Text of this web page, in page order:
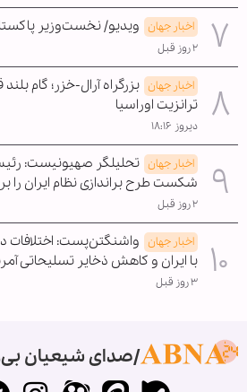
اخبار جهان ویدیو/ نخست‌وزیر
۲ روز قبل
اخبار جهان بزرگراه آرال-خزر؛ گام
ترانزیت اوراسیا
دیروز ۱۸:۱۶
اخبار جهان تحلیلگر صهیونیست:
شکست طرح براندازی نظام ایران را
۲ روز قبل
اخبار جهان واشنگتن‌پست:
با ایران و کاهش ذخایر تسلیحاتی
۳ روز قبل
صدای شیعیان